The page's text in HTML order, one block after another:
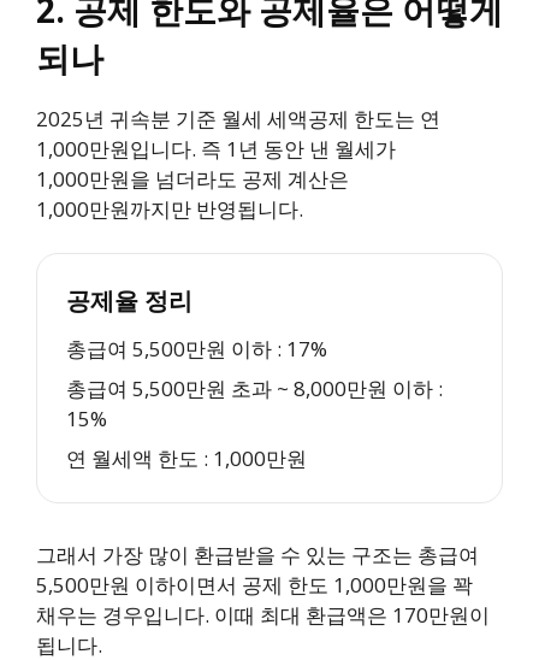
2. 공제 한도와 공제율은 어떻게
되나
2025년 귀속분 기준 월세 세액공제 한도는 연
1,000만원입니다. 즉 1년 동안 낸 월세가
1,000만원을 넘더라도 공제 계산은
1,000만원까지만 반영됩니다.
공제율 정리
총급여 5,500만원 이하 : 17%
총급여 5,500만원 초과 ~ 8,000만원 이하 :
15%
연 월세액 한도 : 1,000만원
그래서 가장 많이 환급받을 수 있는 구조는 총급여
5,500만원 이하이면서 공제 한도 1,000만원을 꽉
채우는 경우입니다. 이때 최대 환급액은 170만원이
됩니다.